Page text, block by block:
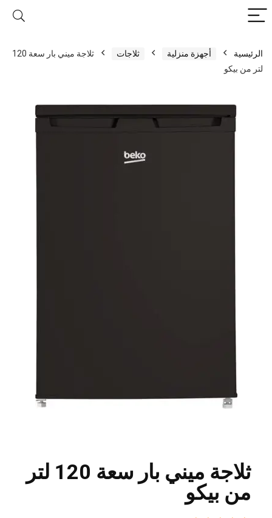
الرئيسية أجهزة منزلية ثلاجات
ثلاجة ميني بار سعة 120
لتر من بيكو
ثلاجة ميني بار سعة 120 لتر
من بيكو